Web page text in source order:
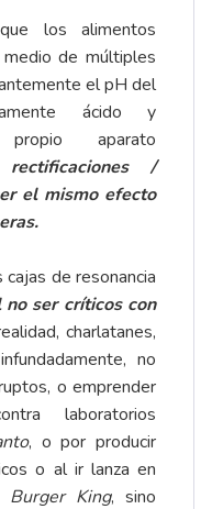
los alimentos
de múltiples
el pH del
ácido y
aparato
/
el mismo efecto
de resonancia
ser críticos con
charlatanes,
no
o emprender
laboratorios
, o por producir
o al ir lanza en
Burger King, sino